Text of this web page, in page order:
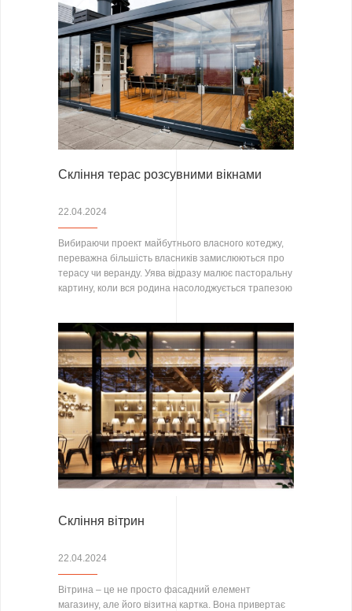
Скління терас розсувними вікнами
22.04.2024
Вибираючи проект майбутнього власного котеджу,
переважна більшість власників замислюються про
терасу чи веранду. Уява відразу малює пасторальну
картину, коли вся родина насолоджується трапезою
Скління вітрин
22.04.2024
Вітрина – це не просто фасадний елемент
магазину, але його візитна картка. Вона привертає